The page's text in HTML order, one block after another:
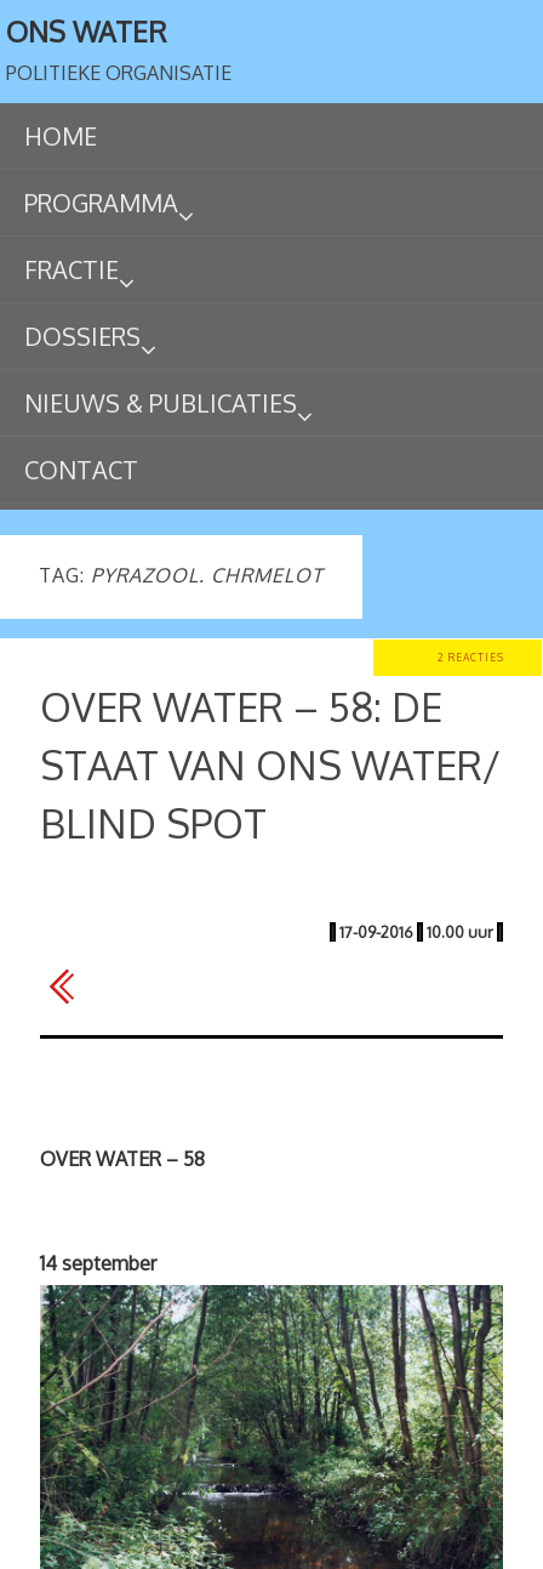
ONS WATER
POLITIEKE ORGANISATIE
HOME
PROGRAMMA
FRACTIE
DOSSIERS
NIEUWS & PUBLICATIES
CONTACT
TAG: PYRAZOOL. CHRMELOT
2 REACTIES
OVER WATER – 58: DE
STAAT VAN ONS WATER/
BLIND SPOT
| 17-09-2016 | 10.00 uur |
OVER WATER – 58
14 september